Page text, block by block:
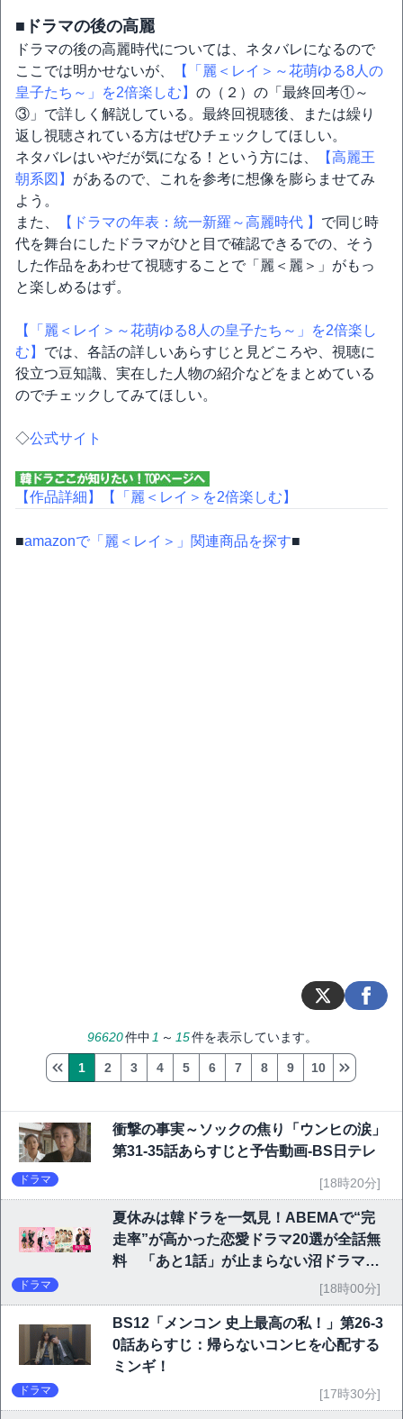
■ドラマの後の高麗
ドラマの後の高麗時代については、ネタバレになるので
ここでは明かせないが、
【「麗＜レイ＞～花萌ゆる8人の
皇子たち～」を2倍楽しむ】 の（２）の「最終回考①～
③」で詳しく解説している。最終回視聴後、または繰り
返し視聴されている方はぜひチェックしてほしい。
ネタバレはいやだが気になる！という方には、
【高麗王
朝系図】 があるので、これを参考に想像を膨らませてみ
よう。
また、
【ドラマの年表：統一新羅～高麗時代 】 で同じ時
代を舞台にしたドラマがひと目で確認できるでの、そう
した作品をあわせて視聴することで「麗＜麗＞」がもっ
と楽しめるはず。
【「麗＜レイ＞～花萌ゆる8人の皇子たち～」を2倍楽し
む】 では、各話の詳しいあらすじと見どころや、視聴に
役立つ豆知識、実在した人物の紹介などをまとめている
のでチェックしてみてほしい。
◇公式サイト
【作品詳細】 【「麗＜レイ＞を2倍楽しむ】
■amazonで「麗＜レイ＞」関連商品を探す■
96620件中 1 ～ 15件を表示しています。
1 2 3 4 5 6 7 8 9 10
衝撃の事実～ソックの焦り「ウンヒの涙」
第31-35話あらすじと予告動画-BS日テレ
ドラマ [18時20分]
夏休みは韓ドラを一気見！ABEMAで“完
走率”が高かった恋愛ドラマ20選が全話無
料 「あと1話」が止まらない沼ドラマを
ドラマ [18時00分]
BS12「メンコン 史上最高の私！」第26-3
0話あらすじ：帰らないコンヒを心配する
ミンギ！
ドラマ [17時30分]